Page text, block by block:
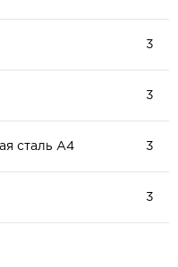
3
3
сталь А4 3
3